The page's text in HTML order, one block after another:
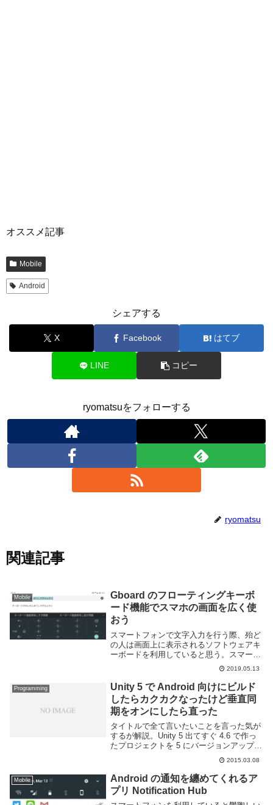
オススメ記事
Mobile
Android
シェアする
X Facebook はてブ
LINE コピー
ryomatsuをフォローする
ryomatsu
関連記事
Mobile
Gboard のフローティングキーボ
ード機能でスマホの画面を広く使
おう
スマートフォンで文字入力を行う際、殆ど
の人は画面上に表示されるソフトウェアキ
ーボードを利用していると思う。スマート
フォンでの文字入力に特化しており複数の
アプリの中から好きなものを選べるなど便
利ではあるが、テキスト入力中は画面を占
有するために...
2019.05.13
Programming
Unity 5 で Android 向けにビルド
したらカクカクなったけど垂直同
期をオンにしたら直った
タイトルで全て言いたいことを言った気が
するが解説。Unity 5 出てすぐ 4.6 で作っ
たプロジェクトを 5 にバージョンアップさ
せたわけだけど、Android 向けにビルドし
たら何故かものすごく動作がカクカクして
いた。あれこれイジった結...
2015.03.08
Mobile
Android の通知を纏めてくれるア
プリ Notification Hub